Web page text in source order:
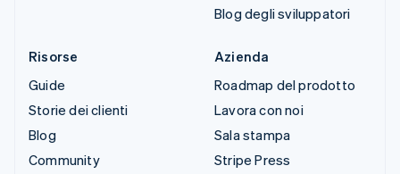
Blog degli sviluppatori
Risorse
Guide
Storie dei clienti
Blog
Community
Azienda
Roadmap del prodotto
Lavora con noi
Sala stampa
Stripe Press